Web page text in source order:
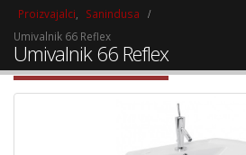
Proizvajalci
Sanindusa
Umivalnik 66 Reflex
Umivalnik 66 Reflex